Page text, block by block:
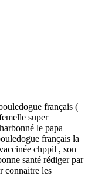
français (
super
le papa
français la
chppil , son
santé rédiger par
connaitre les